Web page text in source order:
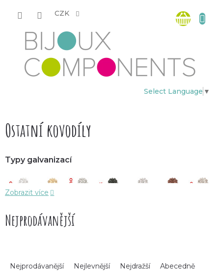
CZK
Select Language ▼
košík
Ostatní kovodíly
Typy galvanizací
Zobrazit více
Nejprodávanější
Nejprodávanější Nejlevnější Nejdražší Abecedně